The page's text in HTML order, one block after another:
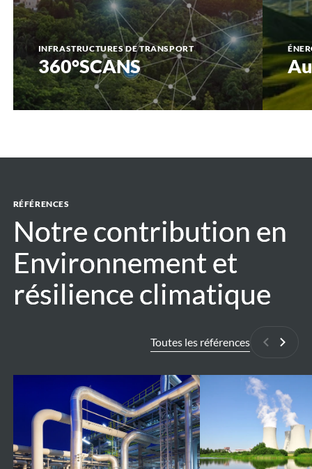
INFRASTRUCTURES DE TRANSPORT
360°SCANS
RÉFÉRENCES
Notre contribution en
Environnement et
résilience climatique
Notre contribution en
Environnement et
résilience climatique
Toutes les références
Diligence
–
Gaz-
Environmental
requirements
Nuclear
Power
Plants